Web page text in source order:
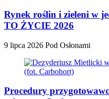
Rynek roślin i zieleni w
TO ŻYCIE 2026
9 lipca 2026 Pod Osłonami
Procedury